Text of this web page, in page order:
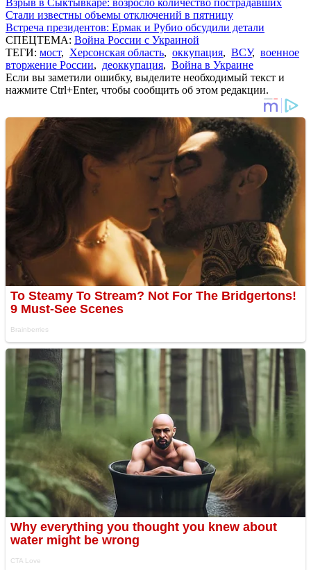
Стали известны объемы отключений в пятницу
Встреча президентов: Ермак и Рубио обсудили детали
СПЕЦТЕМА: Война России с Украиной
ТЕГИ: мост, Херсонская область, оккупация, ВСУ, военное
вторжение России, деоккупация, Война в Украине
Если вы заметили ошибку, выделите необходимый текст и
нажмите Ctrl+Enter, чтобы сообщить об этом редакции.